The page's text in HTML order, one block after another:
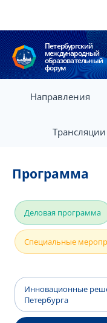
Петербургский
международный
образовательный
форум
Направления
Трансляции
Программа
Деловая программа
Специальные
Инновационные
Петербурга